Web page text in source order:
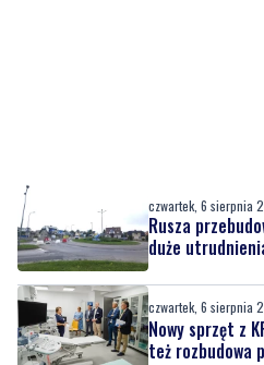
czwartek, 6 sierpnia
Rusza
duże
czwartek, 6 sierpnia
Nowy sprzęt z
też rozbudowa